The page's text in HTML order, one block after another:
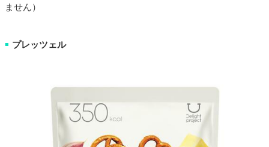
ません）
■ プレッツェル